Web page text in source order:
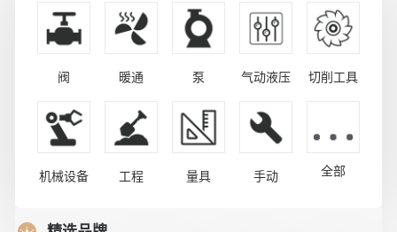
阀 暖通 泵 气动液压 切削工具
机械设备 工程 量具 手动 全部